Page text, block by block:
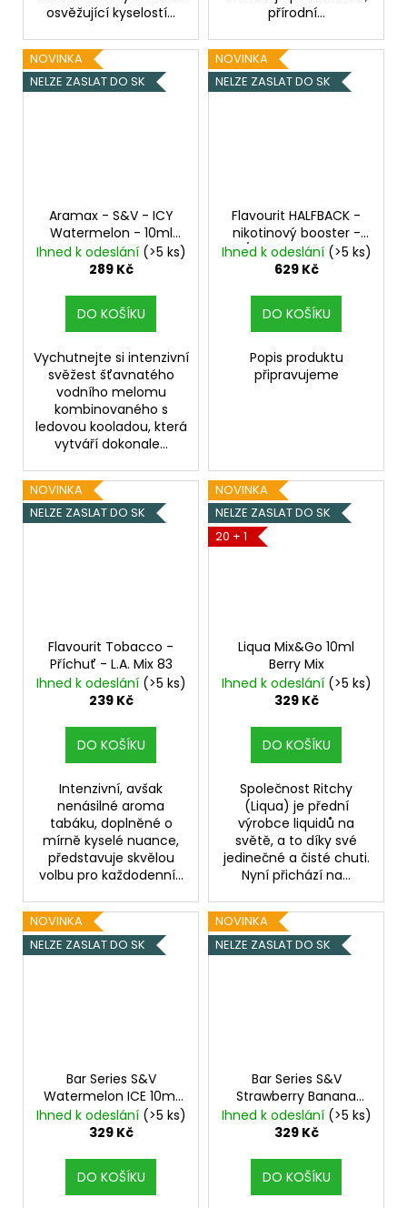
osvěžující kyselostí...
přírodní...
NOVINKA
NELZE ZASLAT DO SK
Aramax - S&V - ICY
Watermelon - 10ml
Vychlazený vodní
meloun
Ihned k odeslání (>5 ks)
289 Kč
DO KOŠÍKU
Vychutnejte si intenzivní
svěžest šťavnatého
vodního melomu
kombinovaného s
ledovou kooladou, která
vytváří dokonale...
NOVINKA
NELZE ZASLAT DO SK
Flavourit HALFBACK -
nikotinový booster -
70/30 - 5x10ml - 6mg
Ihned k odeslání (>5 ks)
629 Kč
DO KOŠÍKU
Popis produktu
připravujeme
NOVINKA
NELZE ZASLAT DO SK
Flavourit Tobacco -
Příchuť - L.A. Mix 83
Ihned k odeslání (>5 ks)
239 Kč
DO KOŠÍKU
Intenzivní, avšak
nenásilné aroma
tabáku, doplněné o
mírně kyselé nuance,
představuje skvělou
volbu pro každodenní...
NOVINKA
NELZE ZASLAT DO SK
20 + 1
Liqua Mix&Go 10ml
Berry Mix
Ihned k odeslání (>5 ks)
329 Kč
DO KOŠÍKU
Společnost Ritchy
(Liqua) je přední
výrobce liquidů na
světě, a to díky své
jedinečné a čisté chuti.
Nyní přichází na...
NOVINKA
NELZE ZASLAT DO SK
Bar Series S&V
Watermelon ICE 10ml
Ledový vodní meloun
Ihned k odeslání (>5 ks)
329 Kč
DO KOŠÍKU
NOVINKA
NELZE ZASLAT DO SK
Bar Series S&V
Strawberry Banana
10ml Jahoda a banán
Ihned k odeslání (>5 ks)
329 Kč
DO KOŠÍKU